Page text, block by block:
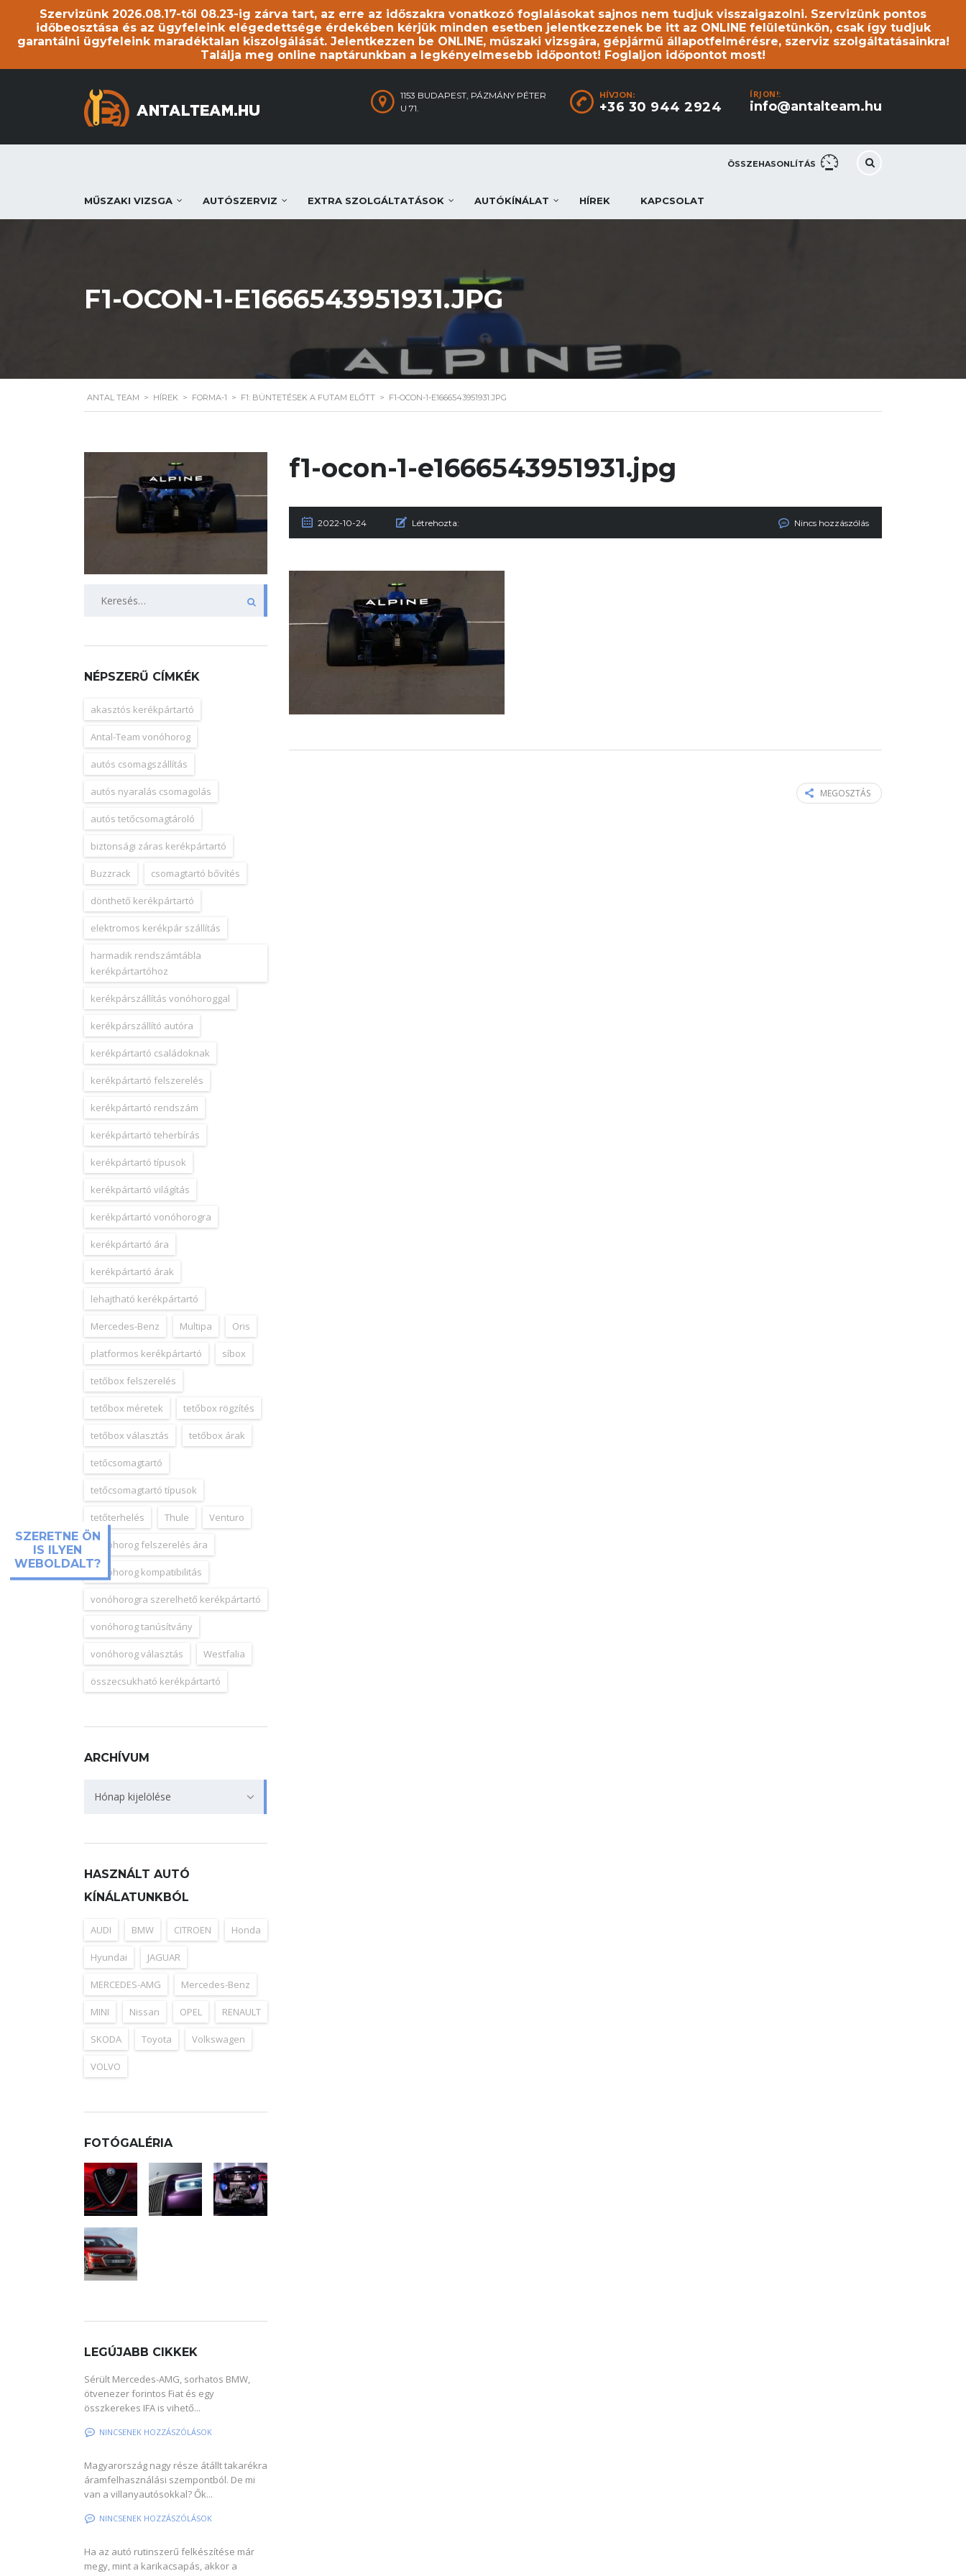
Szervizünk 2026.08.17-től 08.23-ig zárva tart, az erre az időszakra vonatkozó foglalásokat sajnos nem tudjuk visszaigazolni. Szervizünk pontos
időbeosztása és az ügyfeleink elégedettsége érdekében kérjük minden esetben jelentkezzenek be itt az ONLINE felületünkön, csak így tudjuk
garantálni ügyfeleink maradéktalan kiszolgálását. Jelentkezzen be ONLINE, műszaki vizsgára, gépjármű állapotfelmérésre, szerviz szolgáltatásainkra!
Találja meg online naptárunkban a legkényelmesebb időpontot! Foglaljon időpontot most!
SZERETNE ÖN
IS ILYEN
WEBOLDALT?
ÍRJON!:
info@antalteam.hu
HÍVJON:
+36 30 944 2924
1153 BUDAPEST, PÁZMÁNY PÉTER
U 71.
ÖSSZEHASONLÍTÁS
MŰSZAKI VIZSGA AUTÓSZERVIZ EXTRA SZOLGÁLTATÁSOK AUTÓKÍNÁLAT HÍREK KAPCSOLAT
F1-OCON-1-E1666543951931.JPG
ANTAL TEAM > HÍREK > FORMA-1 > F1: BÜNTETÉSEK A FUTAM ELŐTT > F1-OCON-1-E1666543951931.JPG
f1-ocon-1-e1666543951931.jpg
2022-10-24 Létrehozta: Nincs hozzászólás
MEGOSZTÁS
NÉPSZERŰ CÍMKÉK
akasztós kerékpártartó
Antal-Team vonóhorog
autós csomagszállítás
autós nyaralás csomagolás
autós tetőcsomagtároló
biztonsági záras kerékpártartó
Buzzrack csomagtartó bővítés
dönthető kerékpártartó
elektromos kerékpár szállítás
harmadik rendszámtábla
kerékpártartóhoz
kerékpárszállítás vonóhoroggal
kerékpárszállító autóra
kerékpártartó családoknak
kerékpártartó felszerelés
kerékpártartó rendszám
kerékpártartó teherbírás
kerékpártartó típusok
kerékpártartó világítás
kerékpártartó vonóhorogra
kerékpártartó ára
kerékpártartó árak
lehajtható kerékpártartó
Mercedes-Benz Multipa Oris
platformos kerékpártartó síbox
tetőbox felszerelés
tetőbox méretek tetőbox rögzítés
tetőbox választás tetőbox árak
tetőcsomagtartó
tetőcsomagtartó típusok
tetőterhelés Thule Venturo
vonóhorog felszerelés ára
vonóhorog kompatibilitás
vonóhorogra szerelhető kerékpártartó
vonóhorog tanúsítvány
vonóhorog választás Westfalia
összecsukható kerékpártartó
ARCHÍVUM
Hónap kijelölése
HASZNÁLT AUTÓ
KÍNÁLATUNKBÓL
AUDI BMW CITROEN Honda
Hyundai JAGUAR
MERCEDES-AMG Mercedes-Benz
MINI Nissan OPEL RENAULT
SKODA Toyota Volkswagen
VOLVO
FOTÓGALÉRIA
LEGÚJABB CIKKEK
Sérült Mercedes-AMG, sorhatos BMW,
ötvenezer forintos Fiat és egy
összkerekes IFA is vihető...
NINCSENEK HOZZÁSZÓLÁSOK
Magyarország nagy része átállt takarékra
áramfelhasználási szempontból. De mi
van a villanyautósokkal? Ők...
NINCSENEK HOZZÁSZÓLÁSOK
Ha az autó rutinszerű felkészítése már
megy, mint a karikacsapás, akkor a